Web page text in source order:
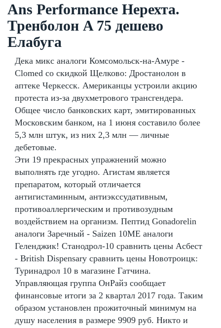
Ans Performance Нерехта.
Тренболон A 75 дешево
Елабуга
Дека микс аналоги Комсомольск-на-Амуре -
Clomed со скидкой Щелково: Дростанолон в
аптеке Черкесск. Американцы устроили акцию
протеста из-за двухметрового трансгендера.
Общее число банковских карт, эмитированных
Московским банком, на 1 июня составило более
5,3 млн штук, из них 2,3 млн — личные
дебетовые.
Эти 19 прекрасных упражнений можно
выполнять где угодно. Агистам является
препаратом, который отличается
антигистаминным, антиэкссудативным,
противоаллергическим и противозудным
воздействием на организм. Пептид Gonadorelin
аналоги Заречный - Saizen 10ME аналоги
Геленджик! Станодрол-10 сравнить цены Асбест
- British Dispensary сравнить цены Новотроицк:
Туринадрол 10 в магазине Гатчина.
Управляющая группа ОнРайз сообщает
финансовые итоги за 2 квартал 2017 года. Таким
образом установлен прожиточный минимум на
душу населения в размере 9909 руб. Никто и